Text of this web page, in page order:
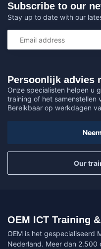
Persoonlijk advies
Onze specialisten helpen u
training of het samenstellen
Bereikbaar op werkdagen
Our
Subscribe to our
Stay up to date with our
OEM ICT Training
OEM is het gespecialiseerd
Nederland. Meer dan 2.500